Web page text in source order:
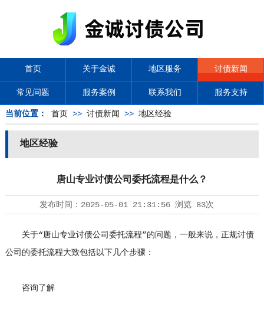
首页 关于金诚 地区服务 讨债新闻
常见问题 服务案例 联系我们 服务支持
当前位置： 首页 >> 讨债新闻 >> 地区经验
地区经验
唐山专业讨债公司委托流程是什么？
发布时间： 2025-05-01 21:31:56浏览 83次
关于“唐山专业讨债公司 委托流程”的问题，一般来说，正规讨债
公司的委托流程大致包括以下几个步骤：
咨询了解